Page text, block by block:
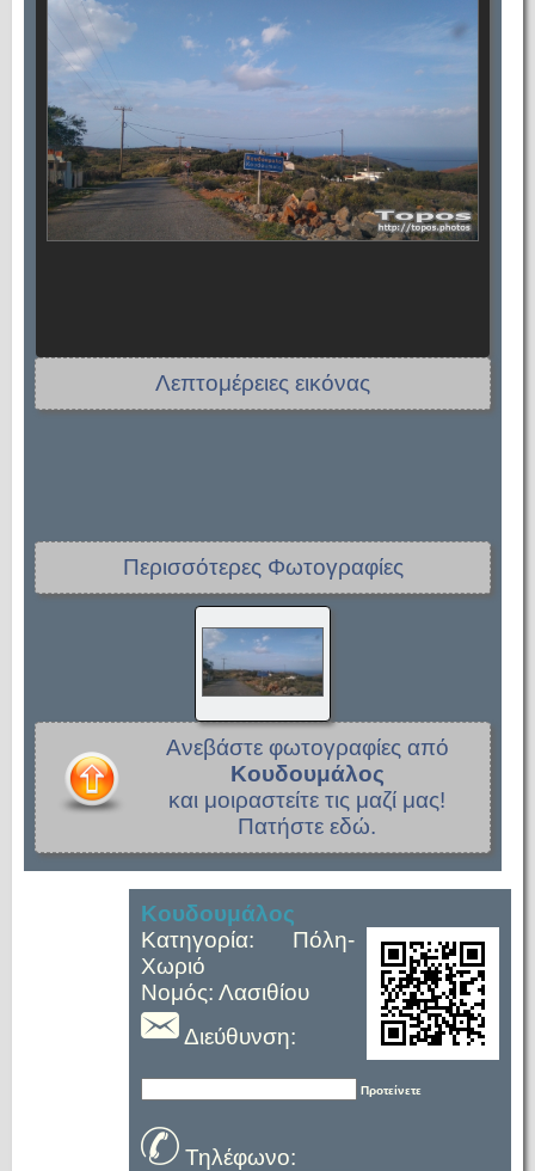
Λεπτομέρειες εικόνας
Περισσότερες Φωτογραφίες
Ανεβάστε φωτογραφίες από
Κουδουμάλος
και μοιραστείτε τις μαζί μας!
Πατήστε εδώ.
Κουδουμάλος
Κατηγορία: Πόλη-
Χωριό
Νομός: Λασιθίου
Διεύθυνση:
Προτείνετε
Τηλέφωνο: